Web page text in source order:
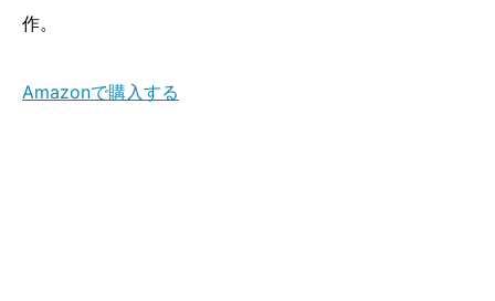
作。
Amazonで購入する